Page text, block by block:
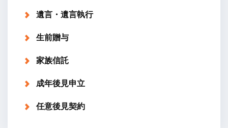
遺言・遺言執行
生前贈与
家族信託
成年後見申立
任意後見契約